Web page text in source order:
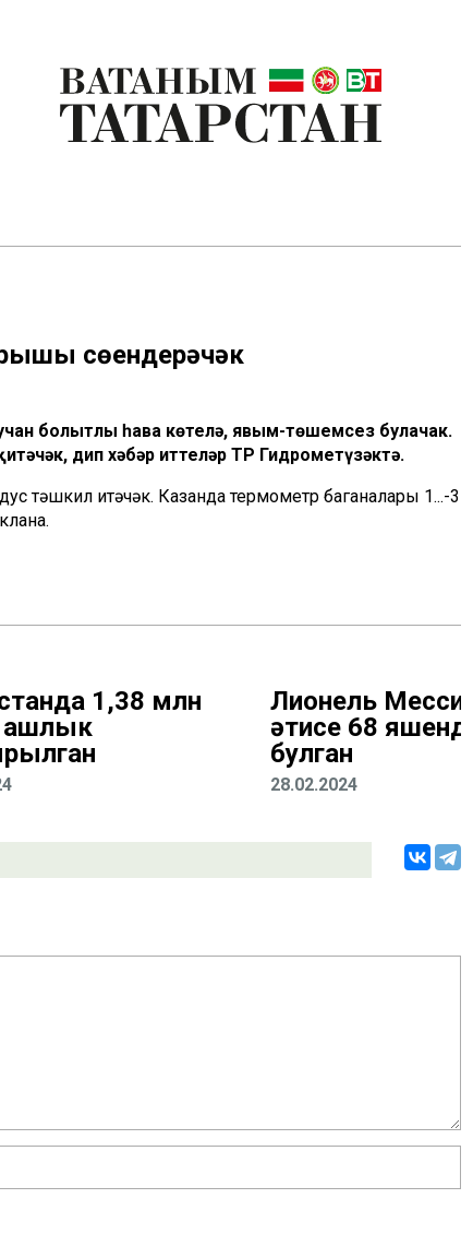
сөендерәчәк
болытлы һава көтелә, явым-төшемсез булачак.
дип хәбәр иттеләр ТР Гидрометүзәктә.
тәшкил итәчәк. Казанда термометр баганалары 1...-3
1,38 млн
ашлык
Лионель
әтисе 68
булган
28.02.2024